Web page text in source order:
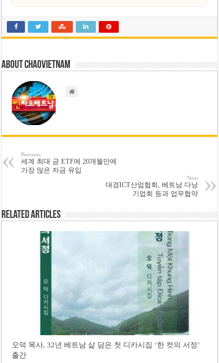
About chaovietnam
Previous
세계 최대 금 ETF에 20개월만에
가장 많은 자금 유입
Next
대경ICT산업협회, 베트남 다낭
기업회 등과 업무협약
Related Articles
오덕 목사, 32년 베트남 삶 담은 첫 디카시집 ‘한 컷의 서정’
출간